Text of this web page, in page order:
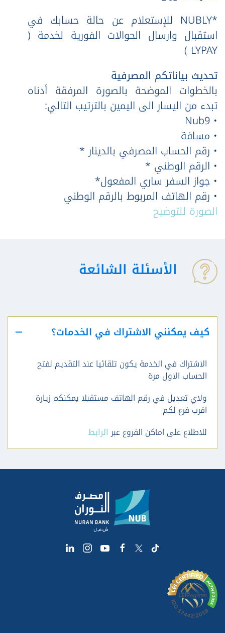
*NUBLY للإستعلام عن حالة حسابك في
استقبال وارسال الحوالات الفورية لخدمة (
LYPAY )
تحديث بياناتكم المصرفية
بالخطوات الموضحة بالصورة المرفقة أدناه
تبدء من اليسار الى اليمين بالترتيب التالي:
• Nub9
• مسافة
• رقم الحساب المصرفي بالدينار *
• الرقم الوطني *
• جواز السفر ساري المفعول*
• رقم الهاتف المربوط بالرقم الوطني
الصورة للتوضيح
الأسئلة الشائعة
كيف يمكنني الاشتراك في الخدمات؟
الاشتراك في الخدمة يكون تلقائيا عند التقديم لفتح
الحساب الاول مرة
ولاي تعديل في رقم الهاتف مستقبلا يمكنكم زيارة
اقرب فرع لكم
للاطلاع على اماكن الفروع عبرالرابط